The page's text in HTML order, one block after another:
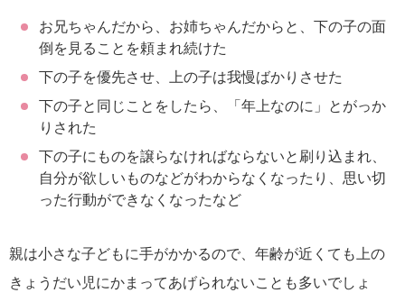
お兄ちゃんだから、お姉ちゃんだからと、下の子の面
倒を見ることを頼まれ続けた
下の子を優先させ、上の子は我慢ばかりさせた
下の子と同じことをしたら、「年上なのに」とがっか
りされた
下の子にものを譲らなければならないと刷り込まれ、
自分が欲しいものなどがわからなくなったり、思い切
った行動ができなくなったなど
親は小さな子どもに手がかかるので、年齢が近くても上の
きょうだい児にかまってあげられないことも多いでしょ